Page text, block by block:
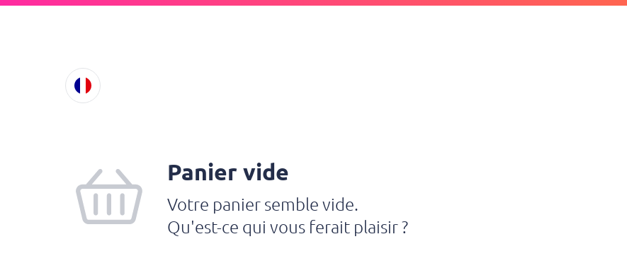
Panier vide
Votre panier semble vide.
Qu'est-ce qui vous ferait plaisir ?